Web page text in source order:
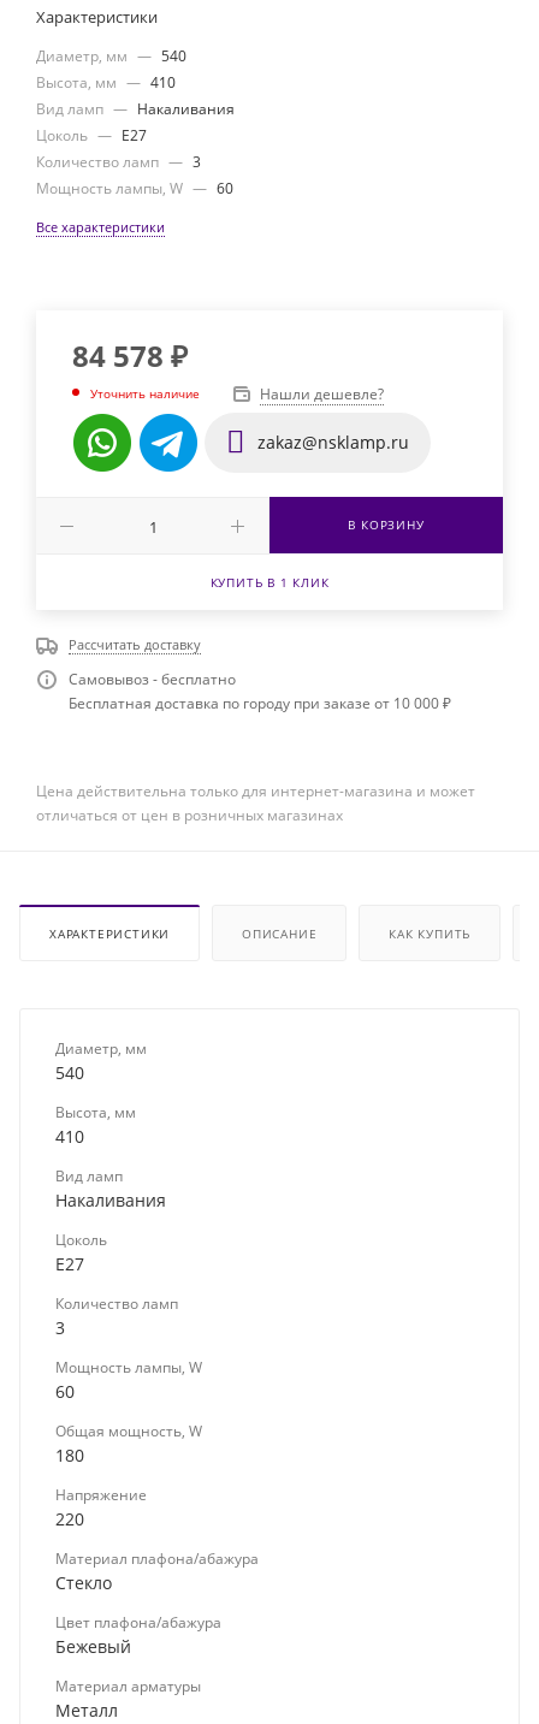
Характеристики
Диаметр, мм — 540
Высота, мм — 410
Вид ламп — Накаливания
Цоколь — E27
Количество ламп — 3
Мощность лампы, W — 60
Все характеристики
84 578 ₽
Уточнить наличие Нашли дешевле?
zakaz@nsklamp.ru
В КОРЗИНУ
КУПИТЬ В 1 КЛИК
Рассчитать доставку
Самовывоз - бесплатно
Бесплатная доставка по городу при заказе от 10 000 ₽
Цена действительна только для интернет-магазина и может
отличаться от цен в розничных магазинах
ХАРАКТЕРИСТИКИ ОПИСАНИЕ КАК КУПИТЬ
Диаметр, мм
540
Высота, мм
410
Вид ламп
Накаливания
Цоколь
E27
Количество ламп
3
Мощность лампы, W
60
Общая мощность, W
180
Напряжение
220
Материал плафона/абажура
Стекло
Цвет плафона/абажура
Бежевый
Материал арматуры
Металл